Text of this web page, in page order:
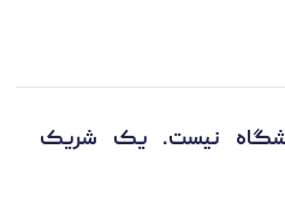
نیست. یک شریک